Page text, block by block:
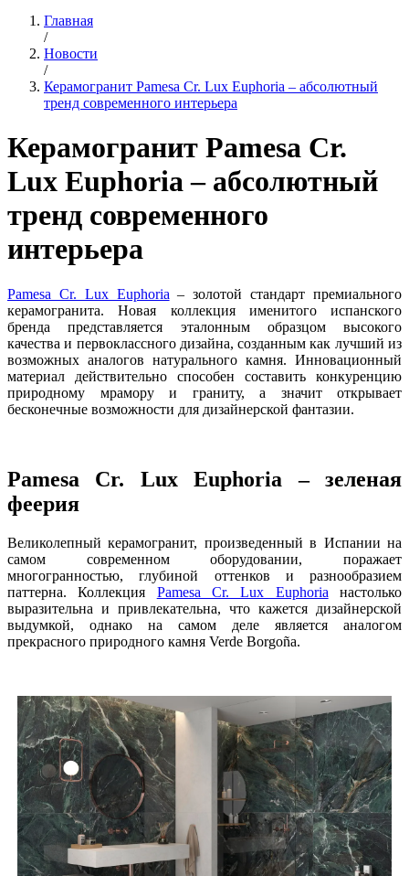
Главная
/
Новости
/
Керамогранит Pamesa Cr. Lux Euphoria – абсолютный
тренд современного интерьера
Керамогранит Pamesa Cr.
Lux Euphoria – абсолютный
тренд современного
интерьера
Pamesa Cr. Lux Euphoria – золотой стандарт премиального
керамогранита. Новая коллекция именитого испанского
бренда представляется эталонным образцом высокого
качества и первоклассного дизайна, созданным как лучший из
возможных аналогов натурального камня. Инновационный
материал действительно способен составить конкуренцию
природному мрамору и граниту, а значит открывает
бесконечные возможности для дизайнерской фантазии.
Pamesa Cr. Lux Euphoria – зеленая
феерия
Великолепный керамогранит, произведенный в Испании на
самом современном оборудовании, поражает
многогранностью, глубиной оттенков и разнообразием
паттерна. Коллекция Pamesa Cr. Lux Euphoria настолько
выразительна и привлекательна, что кажется дизайнерской
выдумкой, однако на самом деле является аналогом
прекрасного природного камня Verde Borgoña.